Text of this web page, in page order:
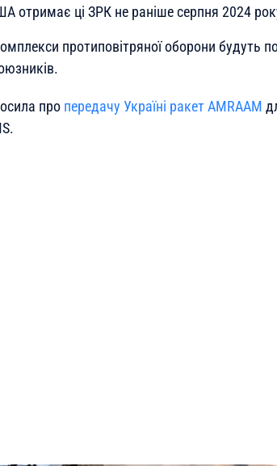
отримає ці ЗРК не раніше серпня 2024
протиповітряної оборони будуть
про передачу Україні ракет AMRAAM